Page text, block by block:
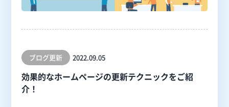
ブログ更新 2022.09.05
効果的なホームページの更新テクニックをご紹
介！